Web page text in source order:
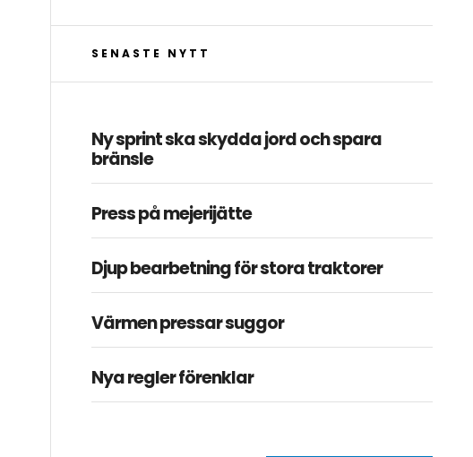
SENASTE NYTT
Ny sprint ska skydda jord och spara
bränsle
Press på mejerijätte
Djup bearbetning för stora traktorer
Värmen pressar suggor
Nya regler förenklar